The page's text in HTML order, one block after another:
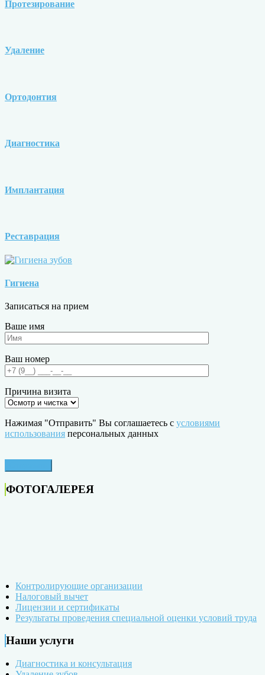
Протезирование
Удаление
Ортодонтия
Диагностика
Имплантация
Реставрация
Гигиена
Записаться на прием
Ваше имя
Ваш номер
Причина визита
Нажимая "Отправить" Вы соглашаетесь с условиями
использования персональных данных
ФОТОГАЛЕРЕЯ
Контролирующие организации
Налоговый вычет
Лицензии и сертификаты
Результаты проведения специальной оценки условий труда
Наши услуги
Диагностика и консультация